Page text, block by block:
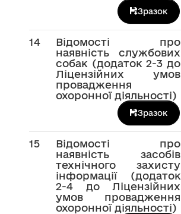
Зразок
14
Відомості про
наявність службових
собак (додаток 2-3 до
Ліцензійних умов
провадження
охоронної діяльності)
Зразок
15
Відомості про
наявність засобів
технічного захисту
інформації (додаток
2-4 до Ліцензійних
умов провадження
охоронної діяльності)